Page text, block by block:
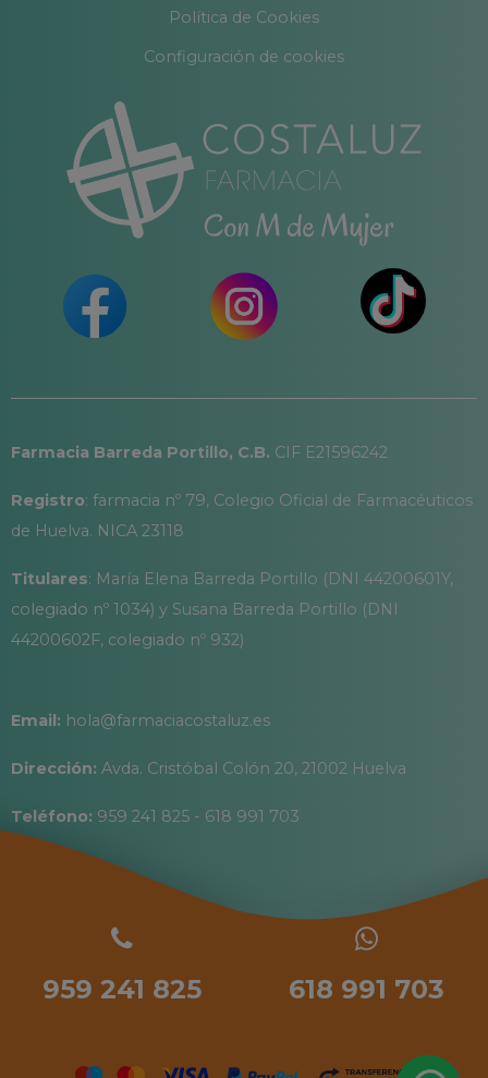
Política de Cookies
Configuración de cookies
Farmacia Barreda Portillo, C.B. CIF E21596242
Registro: farmacia nº 79, Colegio Oficial de Farmacéuticos
de Huelva. NICA 23118
Titulares: María Elena Barreda Portillo (DNI 44200601Y,
colegiado nº 1034) y Susana Barreda Portillo (DNI
44200602F, colegiado nº 932)
Email: hola@farmaciacostaluz.es
Dirección: Avda. Cristóbal Colón 20, 21002 Huelva
Teléfono: 959 241 825 - 618 991 703
959 241 825 618 991 703